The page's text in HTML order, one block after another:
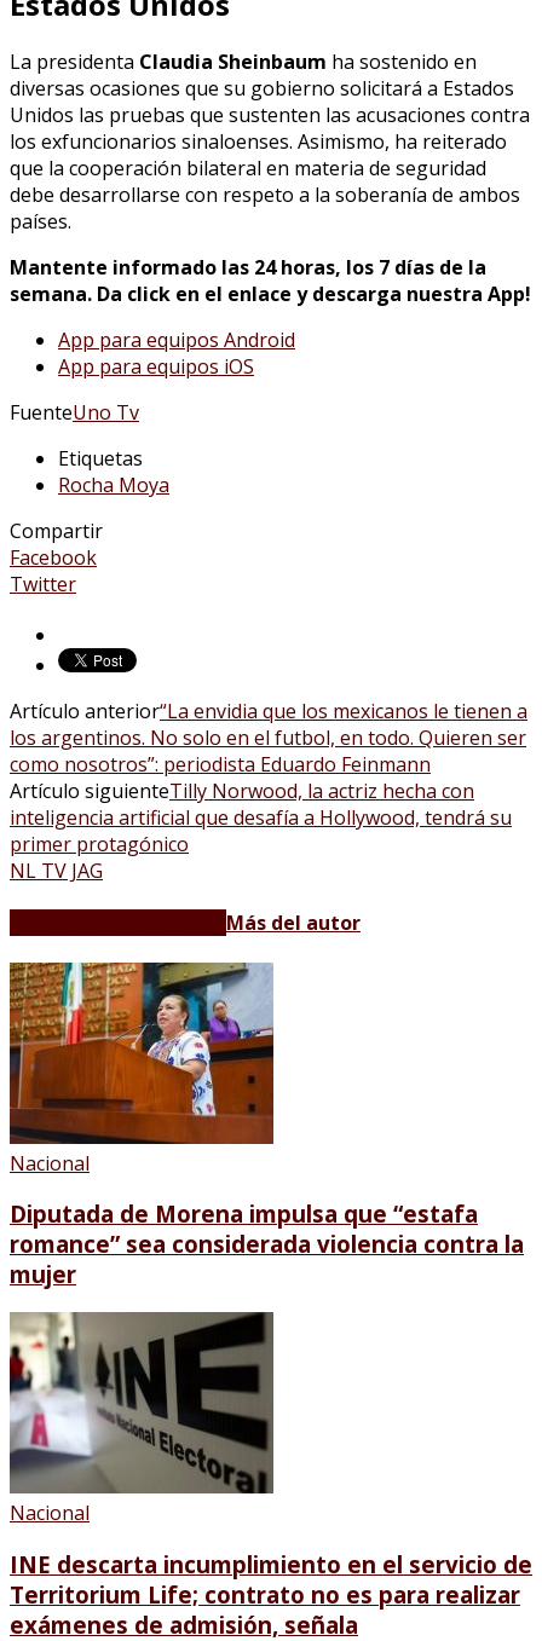
La presidenta Claudia Sheinbaum ha sostenido en
diversas ocasiones que su gobierno solicitará a Estados
Unidos las pruebas que sustenten las acusaciones contra
los exfuncionarios sinaloenses. Asimismo, ha reiterado
que la cooperación bilateral en materia de seguridad
debe desarrollarse con respeto a la soberanía de ambos
países.
Mantente informado las 24 horas, los 7 días de la
semana. Da click en el enlace y descarga nuestra App!
App para equipos Android
App para equipos iOS
FuenteUno Tv
Etiquetas
Rocha Moya
Compartir
Facebook
Twitter
Artículo anterior“La envidia que los mexicanos le tienen a
los argentinos. No solo en el futbol, en todo. Quieren ser
como nosotros”: periodista Eduardo Feinmann
Artículo siguienteTilly Norwood, la actriz hecha con
inteligencia artificial que desafía a Hollywood, tendrá su
primer protagónico
NL TV JAG
Más del autor
Nacional
Diputada de Morena impulsa que “estafa
romance” sea considerada violencia contra la
mujer
Nacional
INE descarta incumplimiento en el servicio de
Territorium Life; contrato no es para realizar
exámenes de admisión, señala